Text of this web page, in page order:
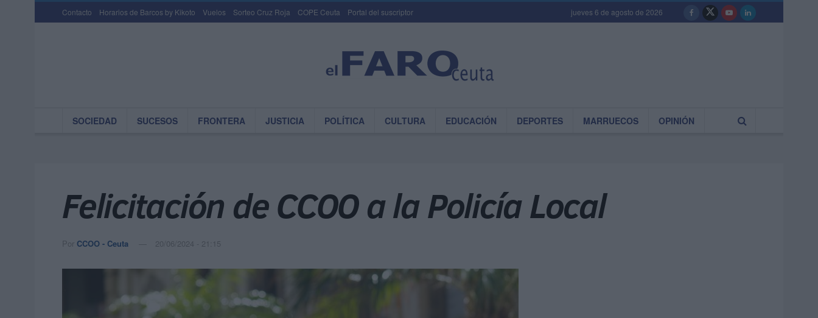
Contacto Horarios de Barcos by Kikoto Vuelos Sorteo Cruz Roja COPE Ceuta Portal del suscriptor jueves 6 de agosto de 2026
SOCIEDAD SUCESOS FRONTERA JUSTICIA POLÍTICA CULTURA EDUCACIÓN DEPORTES MARRUECOS OPINIÓN
Felicitación de CCOO a la Policía Local
Por CCOO - Ceuta 20/06/2024 - 21:15